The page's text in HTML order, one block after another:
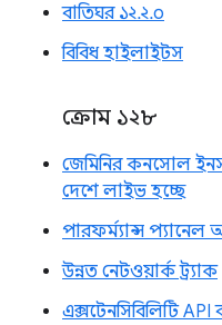
বাতিঘর ১২.২.০
বিবিধ হাইলাইটস
ক্রোম ১২৮
জেমিনির কনসোল
দেশে লাইভ হচ্ছে
পারফর্ম্যান্স
উন্নত নেটওয়ার্ক ট্র্যাক
এক্সটেনসিবিলিটি API